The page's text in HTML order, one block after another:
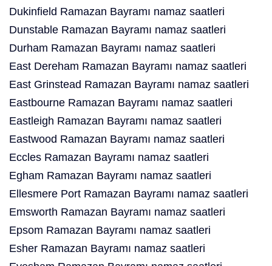
Dukinfield Ramazan Bayramı namaz saatleri
Dunstable Ramazan Bayramı namaz saatleri
Durham Ramazan Bayramı namaz saatleri
East Dereham Ramazan Bayramı namaz saatleri
East Grinstead Ramazan Bayramı namaz saatleri
Eastbourne Ramazan Bayramı namaz saatleri
Eastleigh Ramazan Bayramı namaz saatleri
Eastwood Ramazan Bayramı namaz saatleri
Eccles Ramazan Bayramı namaz saatleri
Egham Ramazan Bayramı namaz saatleri
Ellesmere Port Ramazan Bayramı namaz saatleri
Emsworth Ramazan Bayramı namaz saatleri
Epsom Ramazan Bayramı namaz saatleri
Esher Ramazan Bayramı namaz saatleri